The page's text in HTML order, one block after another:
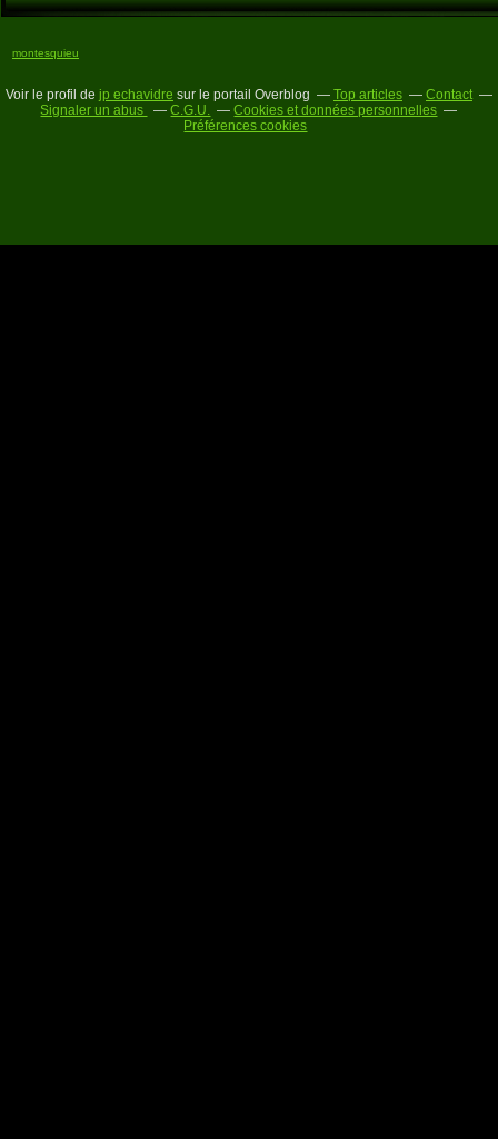
montesquieu
Voir le profil de jp echavidre sur le portail Overblog Top articles
Contact
Signaler un abus
C.G.U.
Cookies et données personnelles
Préférences cookies